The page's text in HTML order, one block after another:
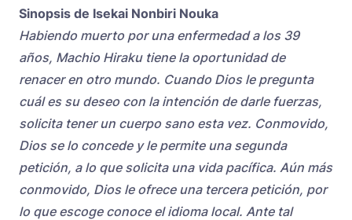
Sinopsis de Isekai Nonbiri Nouka
Habiendo muerto por una enfermedad a los 39
años, Machio Hiraku tiene la oportunidad de
renacer en otro mundo. Cuando Dios le pregunta
cuál es su deseo con la intención de darle fuerzas,
solicita tener un cuerpo sano esta vez. Conmovido,
Dios se lo concede y le permite una segunda
petición, a lo que solicita una vida pacífica. Aún más
conmovido, Dios le ofrece una tercera petición, por
lo que escoge conoce el idioma local. Ante tal